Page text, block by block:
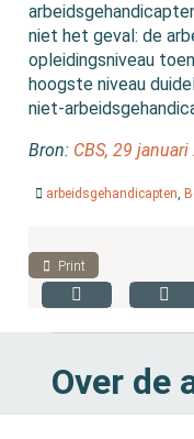
niet het geval: de
opleidingsniveau
hoogste niveau
niet-
Bron: CBS, 29
arbeidsgehandicapten,
Print
Over de